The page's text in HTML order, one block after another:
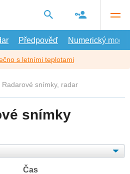
Předpověď Numerický model
s letními teplotami
Radarové snímky, radar
snímky
Čas